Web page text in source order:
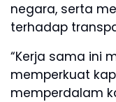
negara, serta
terhadap
“Kerja sama ini
memperkuat
memperdalam